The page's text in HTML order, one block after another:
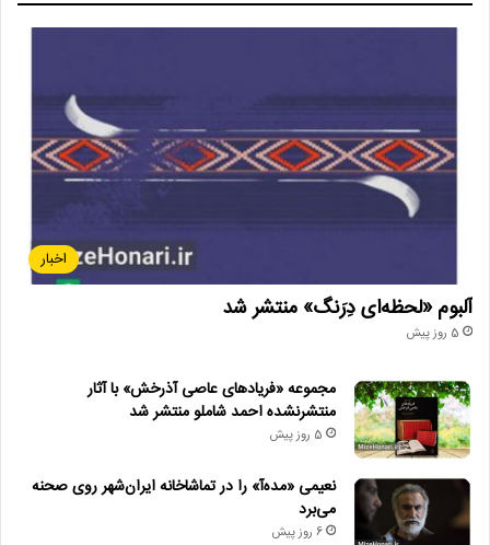
اخبار
آلبوم «لحظه‌ای دِرَنگ» منتشر شد
5 روز پیش
مجموعه «فریادهای عاصی آذرخش» با آثار
منتشرنشده احمد شاملو منتشر شد
5 روز پیش
نعیمی «مده‌آ» را در تماشاخانه ایران‌شهر روی صحنه
می‌برد
6 روز پیش